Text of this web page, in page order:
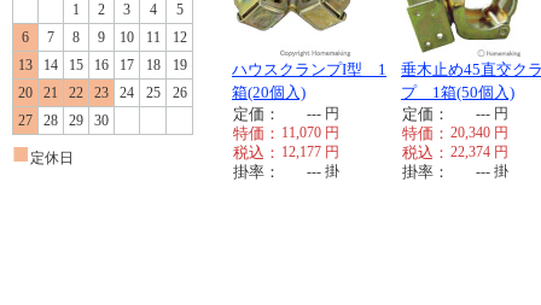
1
2 3 4
5
6
7 8 9 10 11
12
13
14 15 16 17 18
19
20
21 22 23 24 25
26
27
28 29 30
■ 定休日
ハウスクランプI型 1
箱(20個入)
定価：
--- 円
特価： 11,070 円
税込： 12,177 円
掛率： --- 掛
垂木止め45直交ク
プ 1箱(50個入)
定価：
--- 円
特価： 20,340 円
税込： 22,374 円
掛率： --- 掛